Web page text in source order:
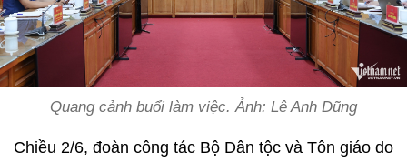
Quang cảnh buổi làm việc. Ảnh: Lê Anh Dũng
Chiều 2/6, đoàn công tác Bộ Dân tộc và Tôn giáo do